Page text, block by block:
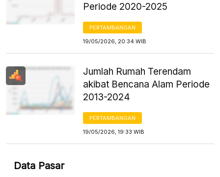
Periode 2020-2025
PERTAMBANGAN
19/05/2026, 20:34 WIB
Jumlah Rumah Terendam
akibat Bencana Alam Periode
2013-2024
PERTAMBANGAN
19/05/2026, 19:33 WIB
Data Pasar